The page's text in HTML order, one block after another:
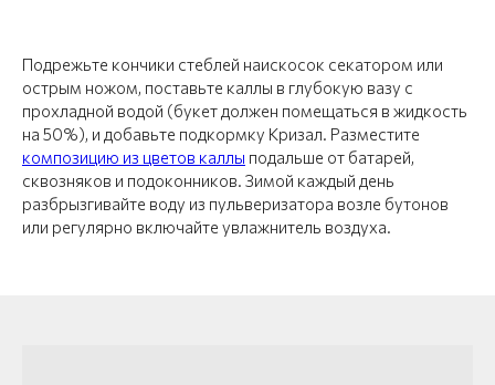
Подрежьте кончики стеблей наискосок секатором или
острым ножом, поставьте каллы в глубокую вазу с
прохладной водой (букет должен помещаться в жидкость
на 50%), и добавьте подкормку Кризал. Разместите
композицию из цветов каллы подальше от батарей,
сквозняков и подоконников. Зимой каждый день
разбрызгивайте воду из пульверизатора возле бутонов
или регулярно включайте увлажнитель воздуха.